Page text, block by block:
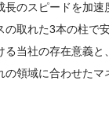
長のスピードを加
取れた3本の柱で
る当社の存在意義
の領域に合わせた